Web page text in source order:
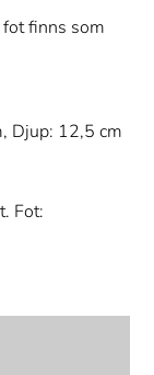
finns som
Djup: 12,5 cm
Fot: